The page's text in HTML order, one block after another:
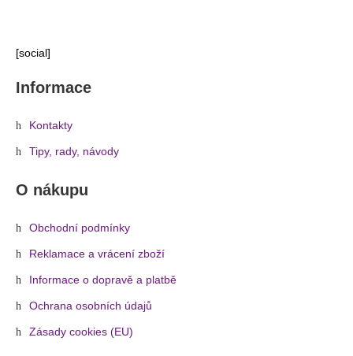
[social]
Informace
Kontakty
Tipy, rady, návody
O nákupu
Obchodní podmínky
Reklamace a vrácení zboží
Informace o dopravě a platbě
Ochrana osobních údajů
Zásady cookies (EU)